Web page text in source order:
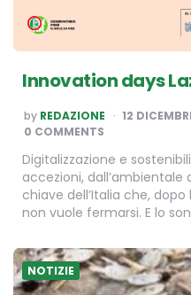
Innovation days
POSTED
BY
by REDAZIONE 12
0 COMMENTS
Digitalizzazione e
accezioni, dall’ambientale
chiave dell’Italia che,
non vuole fermarsi. E lo
NOTIZIE